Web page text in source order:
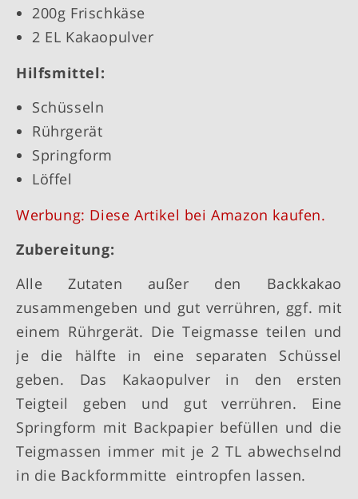
200g Frischkäse
2 EL Kakaopulver
Hilfsmittel:
Schüsseln
Rührgerät
Springform
Löffel
Werbung: Diese Artikel bei Amazon kaufen.
Zubereitung:
Alle Zutaten außer den Backkakao
zusammengeben und gut verrühren, ggf. mit
einem Rührgerät. Die Teigmasse teilen und
je die hälfte in eine separaten Schüssel
geben. Das Kakaopulver in den ersten
Teigteil geben und gut verrühren. Eine
Springform mit Backpapier befüllen und die
Teigmassen immer mit je 2 TL abwechselnd
in die Backformmitte eintropfen lassen.